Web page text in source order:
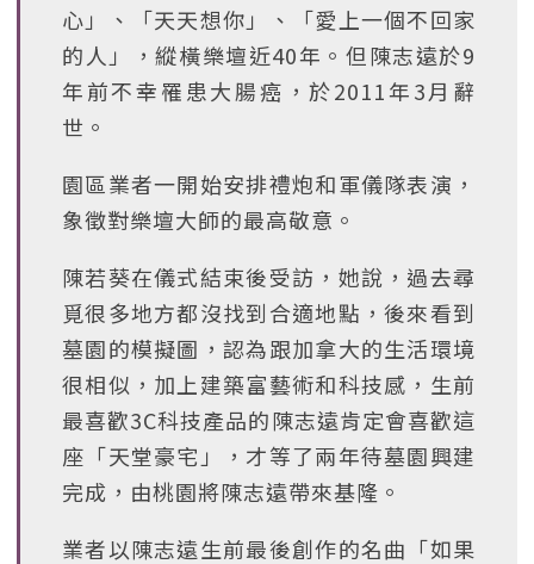
心」、「天天想你」、「愛上一個不回家
的人」，縱橫樂壇近40年。但陳志遠於9
年前不幸罹患大腸癌，於2011年3月辭
世。
園區業者一開始安排禮炮和軍儀隊表演，
象徵對樂壇大師的最高敬意。
陳若葵在儀式結束後受訪，她說，過去尋
覓很多地方都沒找到合適地點，後來看到
墓園的模擬圖，認為跟加拿大的生活環境
很相似，加上建築富藝術和科技感，生前
最喜歡3C科技產品的陳志遠肯定會喜歡這
座「天堂豪宅」，才等了兩年待墓園興建
完成，由桃園將陳志遠帶來基隆。
業者以陳志遠生前最後創作的名曲「如果